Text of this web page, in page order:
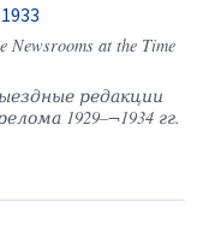
Newsrooms at the Time
редакции
1929–¬1934 гг.